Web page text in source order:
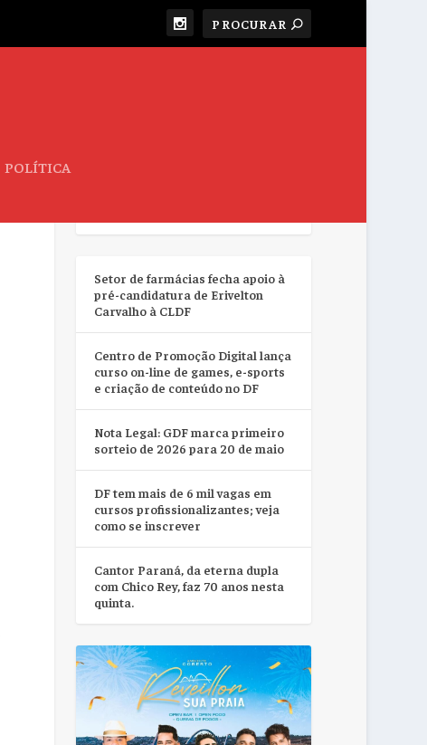
POLÍTICA
Setor de farmácias fecha apoio à
pré-candidatura de Erivelton
Carvalho à CLDF
Centro de Promoção Digital lança
curso on-line de games, e-sports
e criação de conteúdo no DF
Nota Legal: GDF marca primeiro
sorteio de 2026 para 20 de maio
DF tem mais de 6 mil vagas em
cursos profissionalizantes; veja
como se inscrever
Cantor Paraná, da eterna dupla
com Chico Rey, faz 70 anos nesta
quinta.